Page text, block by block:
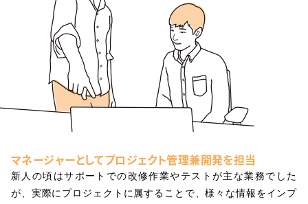
マネージャーとしてプロジェクト管理兼開発を担当
新人の頃はサポートでの改修作業やテストが主な業務でした
が、実際にプロジェクトに属することで、様々な情報をインプ